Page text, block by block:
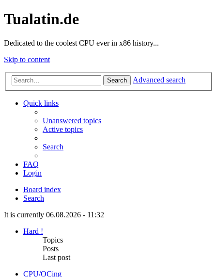
Tualatin.de
Dedicated to the coolest CPU ever in x86 history...
Skip to content
Search Advanced search
Quick links
Unanswered topics
Active topics
Search
FAQ
Login
Board index
Search
It is currently 06.08.2026 - 11:32
Hard !
Topics
Posts
Last post
CPU/OCing